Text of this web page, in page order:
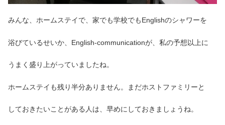
みんな、ホームステイで、家でも学校でもEnglishのシャワーを
浴びているせいか、English-communicationが、私の予想以上に
うまく盛り上がっていましたね。
ホームステイも残り半分ありません。まだホストファミリーと
しておきたいことがある人は、早めにしておきましょうね。